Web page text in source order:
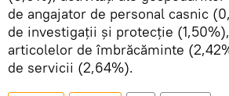
de angajator de personal casnic
de investigații și protecție
articolelor de îmbrăcăminte
de servicii (2,64%).